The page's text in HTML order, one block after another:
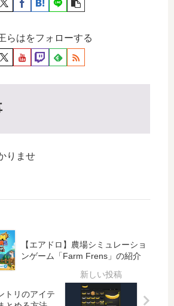
らはをフォローする
りませ
【エアドロ】農場シミュレーショ
ンゲーム「Farm Frens」の紹介
トリのアイテ